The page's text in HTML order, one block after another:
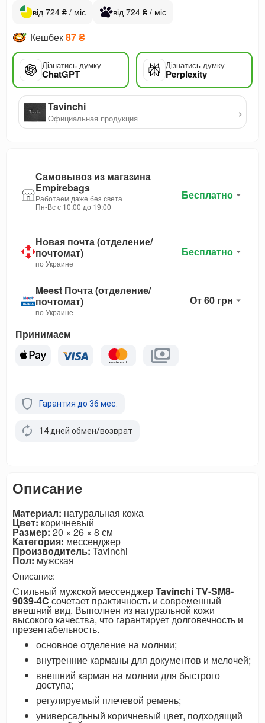
від 724 ₴ / міс від 724 ₴ / міс
Кешбек87 ₴
Дізнатись думку
ChatGPT
Дізнатись думку
Perplexity
Tavinchi
Официальная продукция ›
Самовывоз из магазина
Empirebags
Работаем даже без света
Пн-Вс с 10:00 до 19:00
Бесплатно
Новая почта (отделение/
почтомат)
по Украине
Бесплатно
Meest Почта (отделение/
почтомат)
по Украине
От 60 грн
Принимаем
Гарантия до 36 мес.
14 дней обмен/возврат
Описание
Материал: натуральная кожа
Цвет: коричневый
Размер:20 × 26 × 8 см
Категория: мессенджер
Производитель: Tavinchi
Пол: мужская
Описание:
Стильный мужской мессенджерTavinchi TV-SM8-
9039-4C сочетает практичность и современный
внешний вид. Выполнен из натуральной кожи
высокого качества, что гарантирует долговечность и
презентабельность.
основное отделение на молнии;
внутренние карманы для документов и мелочей;
внешний карман на молнии для быстрого
доступа;
регулируемый плечевой ремень;
универсальный коричневый цвет, подходящий